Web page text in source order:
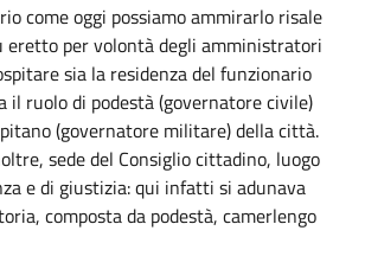
come oggi possiamo ammirarlo risale
per volontà degli amministratori
sia la residenza del funzionario
il ruolo di podestà (governatore civile)
(governatore militare) della città.
sede del Consiglio cittadino, luogo
e di giustizia: qui infatti si adunava
composta da podestà, camerlengo